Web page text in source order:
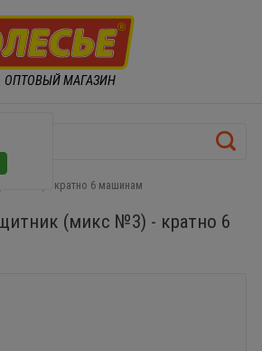
ОПТОВЫЙ МАГАЗИН
№3) - кратно 6 машинам
(микс №3) - кратно 6